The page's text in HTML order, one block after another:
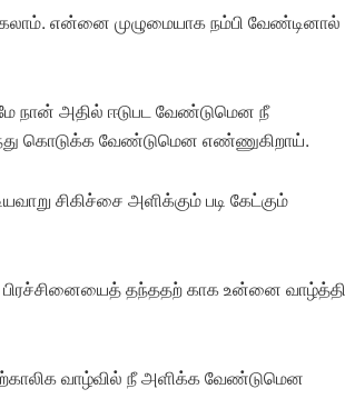
என்னை முழுமையாக நம்பி வேண்டினால்
நான் அதில் ஈடுபட வேண்டுமென நீ
கொடுக்க வேண்டுமென எண்ணுகிறாய்.
சிகிச்சை அளிக்கும் படி கேட்கும்
தந்ததற் காக உன்னை வாழ்த்தி
வாழ்வில் நீ அளிக்க வேண்டுமென